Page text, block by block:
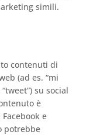
simili.
contenuti di
(ad es. “mi
su social
è
e
potrebbe